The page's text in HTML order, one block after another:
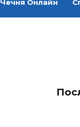
Чечня Онлайн